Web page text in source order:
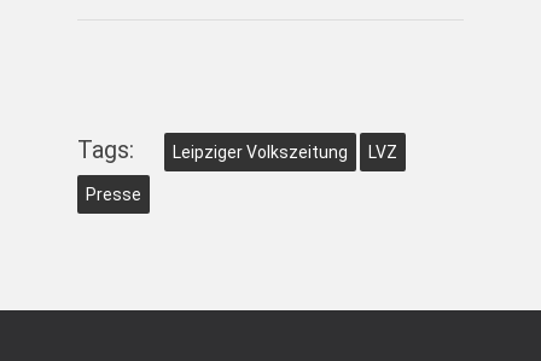
Tags: Leipziger Volkszeitung LVZ
Presse